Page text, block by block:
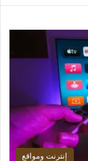
إنترنت ومواقع